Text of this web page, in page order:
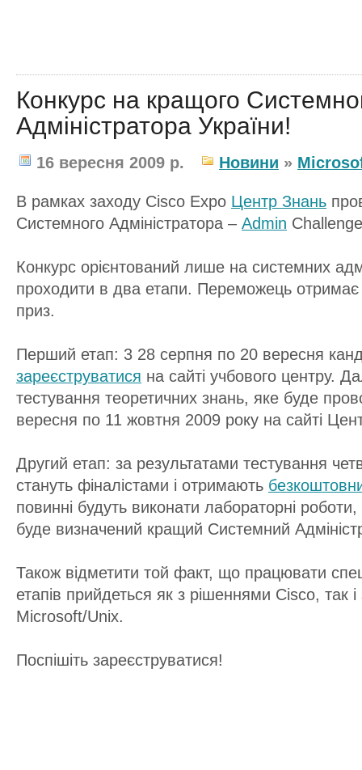
Конкурс на кращого
Адміністратора України!
16 вересня 2009 р. Новини »
В рамках заходу Сisco Expo Центр Знань
Системного Адміністратора – Admin
Конкурс орієнтований лише на системних
проходити в два етапи. Переможець отримає
приз.
Перший етап: 3 28 серпня по 20 вересня
зареєструватися на сайті учбового центру.
тестування теоретичних знань, яке буде
вересня по 11 жовтня 2009 року на сайті
Другий етап: за результатами тестування
стануть фіналістами і отримають
повинні будуть виконати лабораторні
буде визначений кращий Системний
Також відметити той факт, що працювати
етапів прийдеться як з рішеннями Cisco, так
Microsoft/Unix.
Поспішіть зареєструватися!